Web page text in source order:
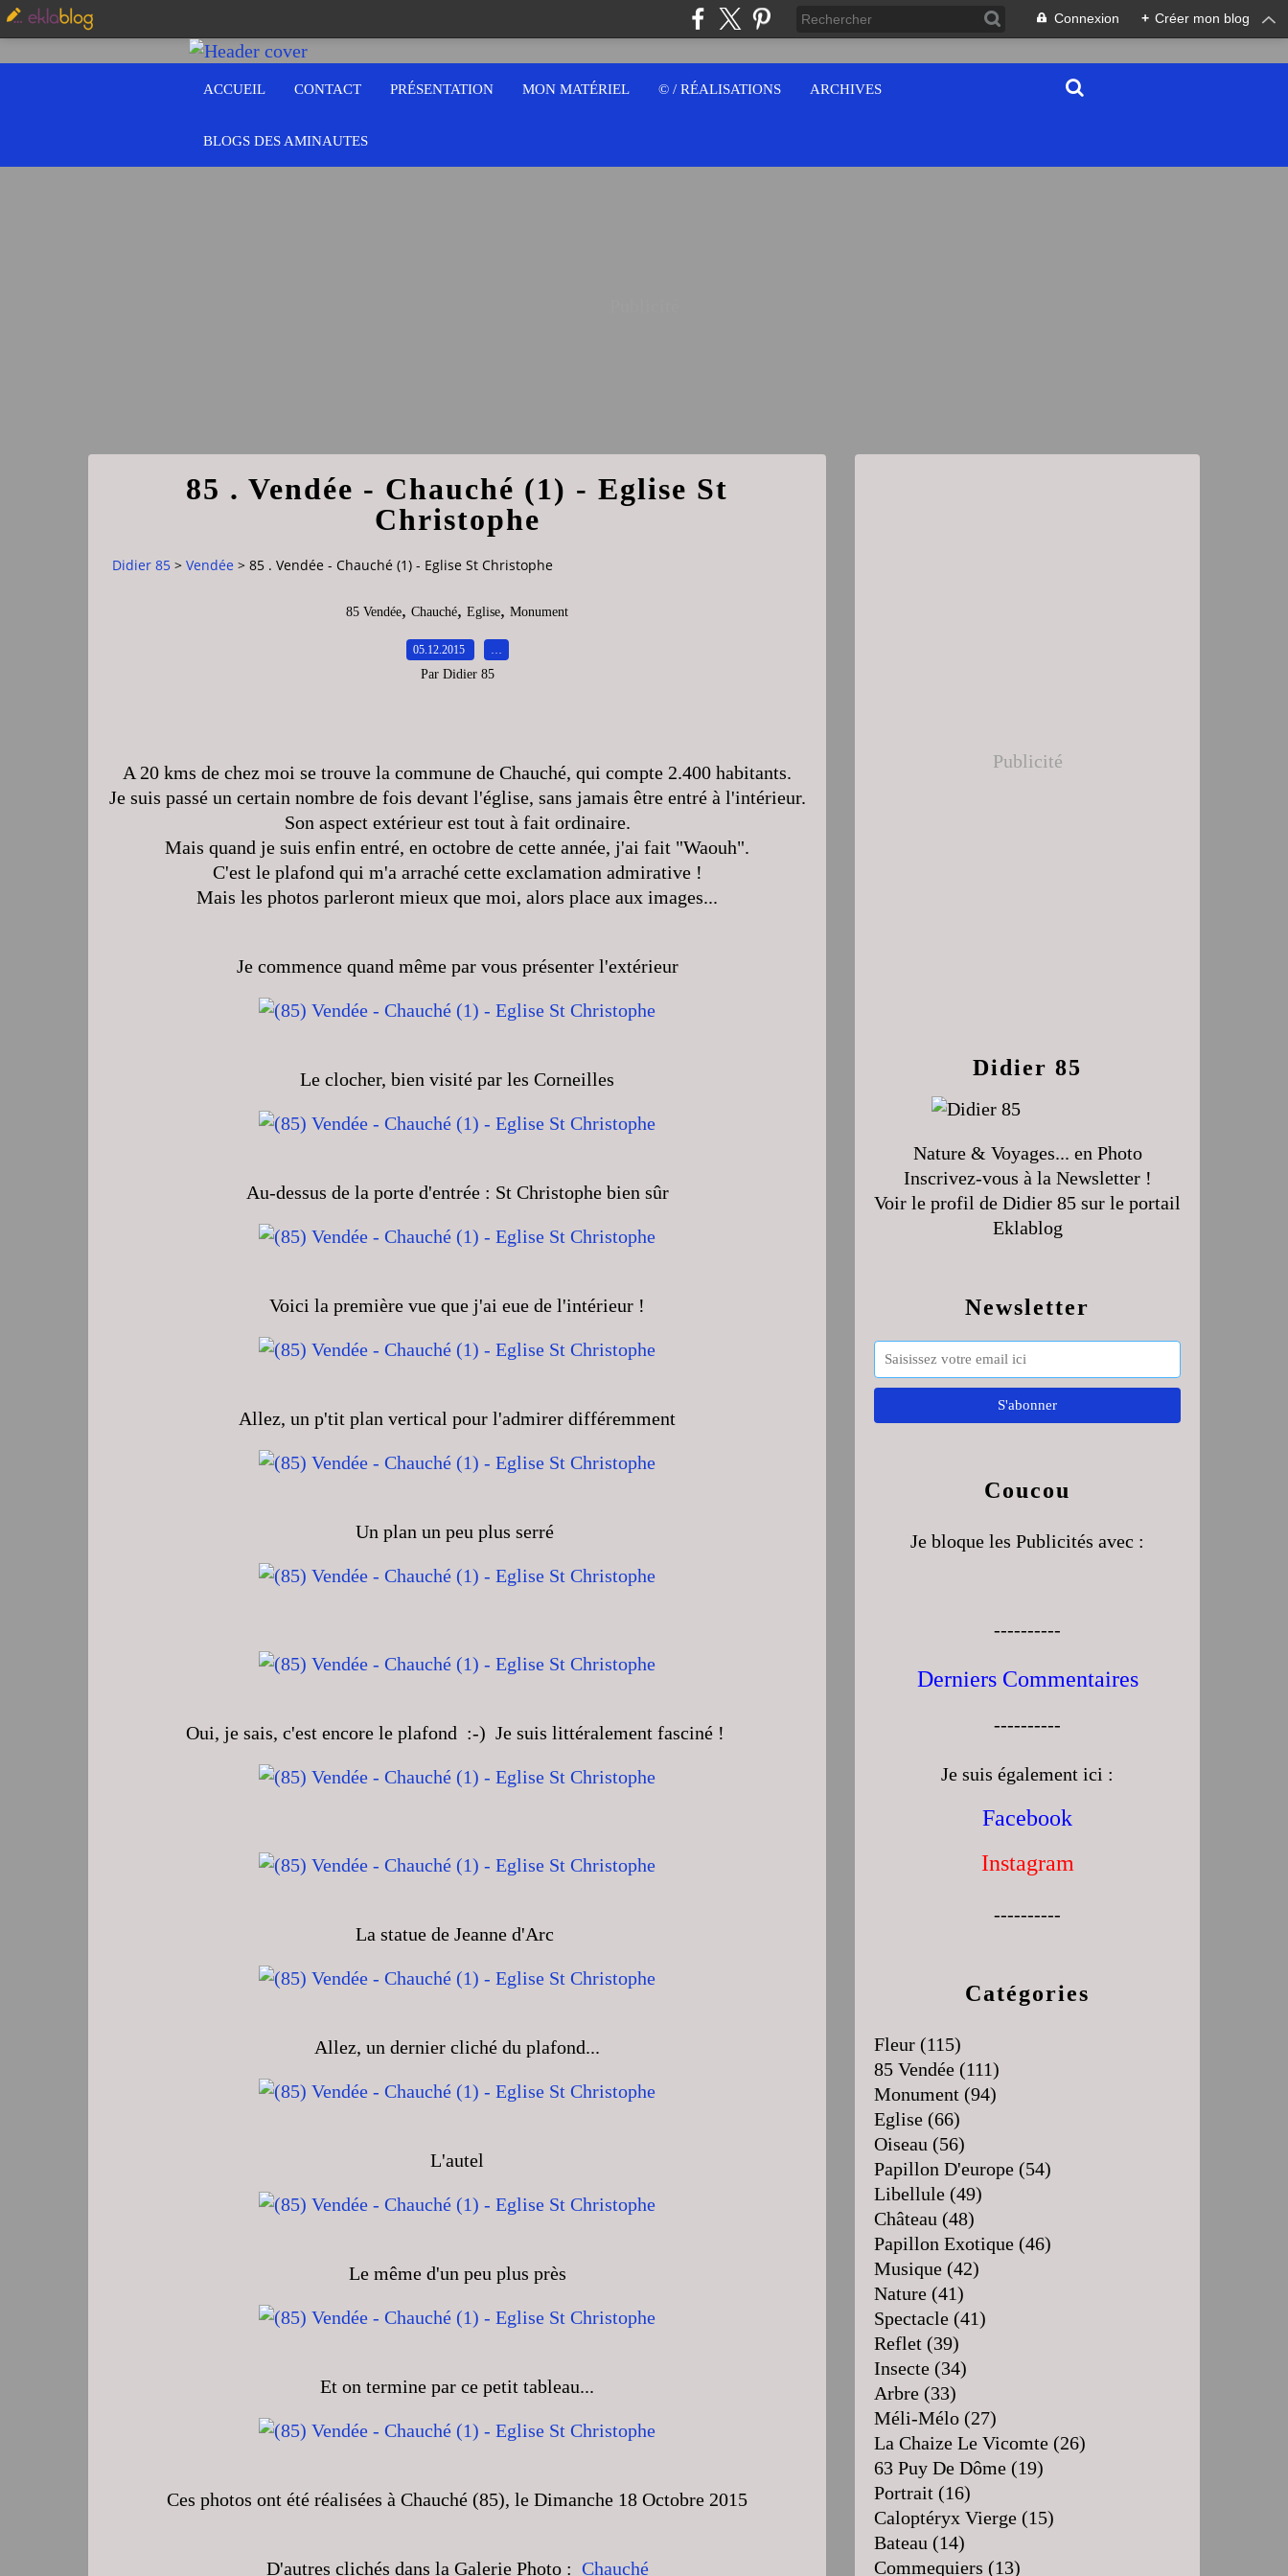
Connexion + Créer mon blog
ACCUEIL CONTACT PRÉSENTATION MON MATÉRIEL © / RÉALISATIONS ARCHIVES
BLOGS DES AMINAUTES
85 . Vendée - Chauché (1) - Eglise St
Christophe
Didier 85 > Vendée > 85 . Vendée - Chauché (1) - Eglise St Christophe
85 Vendée, Chauché, Eglise, Monument
05.12.2015
Par Didier 85
A 20 kms de chez moi se trouve la commune de Chauché, qui compte 2.400 habitants.
Je suis passé un certain nombre de fois devant l'église, sans jamais être entré à l'intérieur.
Son aspect extérieur est tout à fait ordinaire.
Mais quand je suis enfin entré, en octobre de cette année, j'ai fait "Waouh".
C'est le plafond qui m'a arraché cette exclamation admirative !
Mais les photos parleront mieux que moi, alors place aux images...
Je commence quand même par vous présenter l'extérieur
Le clocher, bien visité par les Corneilles
Au-dessus de la porte d'entrée : St Christophe bien sûr
Voici la première vue que j'ai eue de l'intérieur !
Allez, un p'tit plan vertical pour l'admirer différemment
Un plan un peu plus serré
Oui, je sais, c'est encore le plafond :-) Je suis littéralement fasciné !
La statue de Jeanne d'Arc
Allez, un dernier cliché du plafond...
L'autel
Le même d'un peu plus près
Et on termine par ce petit tableau...
Ces photos ont été réalisées à Chauché (85), le Dimanche 18 Octobre 2015
D'autres clichés dans la Galerie Photo : Chauché
Newsletter
Publicité
Catégories
Fleur (115)
85 Vendée (111)
Monument (94)
Eglise (66)
Oiseau (56)
Papillon D'europe (54)
Libellule (49)
Château (48)
Papillon Exotique (46)
Musique (42)
Nature (41)
Spectacle (41)
Reflet (39)
Insecte (34)
Arbre (33)
Méli-Mélo (27)
La Chaize Le Vicomte (26)
63 Puy De Dôme (19)
Portrait (16)
Caloptéryx Vierge (15)
Bateau (14)
Commequiers (13)
Didier 85
Nature & Voyages... en Photo
Inscrivez-vous à la Newsletter !
Voir le profil de Didier 85 sur le portail
Eklablog
Coucou
Je bloque les Publicités avec :
----------
Derniers Commentaires
----------
Je suis également ici :
Facebook
Instagram
----------